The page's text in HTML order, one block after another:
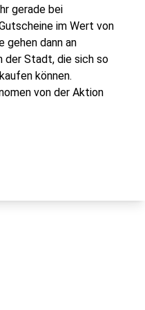
gerade bei
im Wert von
gehen dann an
der Stadt, die sich so
können.
von der Aktion